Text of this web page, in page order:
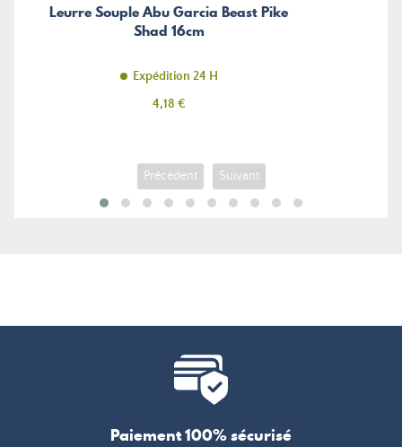
Leurre Souple Abu Garcia Beast Pike
Shad 16cm
Expédition 24 H
Prix
4,18 €
Précédent Suivant
Paiement 100% sécurisé